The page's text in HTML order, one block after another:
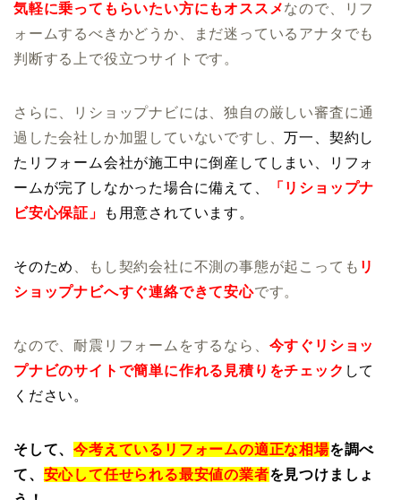
気軽に乗ってもらいたい方にもオススメなので、リフ
ォームするべきかどうか、まだ迷っているアナタでも
判断する上で役立つサイトです。
さらに、リショップナビには、独自の厳しい審査に通
過した会社しか加盟していないですし、万一、契約し
たリフォーム会社が施工中に倒産してしまい、リフォ
ームが完了しなかった場合に備えて、
「リショップナ
ビ安心保証」
も用意されています。
そのため 、もし契約会社に不測の事態が起こっても リ
ショップナビへすぐ連絡できて安心です。
なので、耐震リフォームをするなら、 今すぐリショッ
プナビのサイトで簡単に作れる見積りをチェック して
ください。
そして、今考えているリフォームの適正な相場を調べ
て、 安心して任せられる最安値の業者を見つけましょ